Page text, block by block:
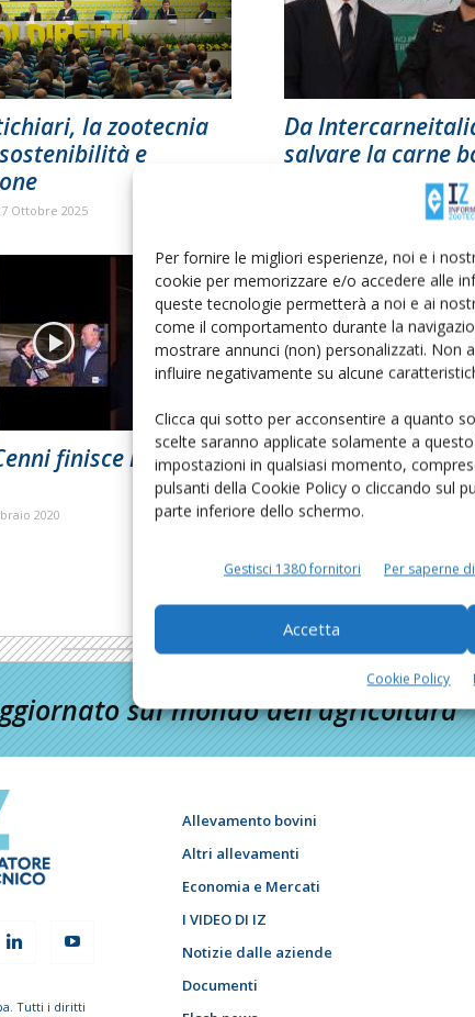
Per fornire le migliori esperienze, noi e i
cookie per memorizzare e/o accedere alle
queste tecnologie permetterà a noi e ai
come il comportamento durante la
mostrare annunci (non) personalizzati. Non
influire negativamente su alcune
Clicca qui sotto per acconsentire a quanto
scelte saranno applicate solamente a
impostazioni in qualsiasi momento,
pulsanti della Cookie Policy o cliccando sul
parte inferiore dello schermo.
Gestisci 1380 fornitori Per saperne
Accetta
Cookie Policy
la zootecnia
e
Ottobre 2025
Da
salvare la carne
27 Maggio 2024
finisce in tv sulla
2020
sul mondo dell’agricoltura
Tutti i diritti
Allevamento bovini
Altri allevamenti
Economia e Mercati
I VIDEO DI IZ
Notizie dalle aziende
Documenti